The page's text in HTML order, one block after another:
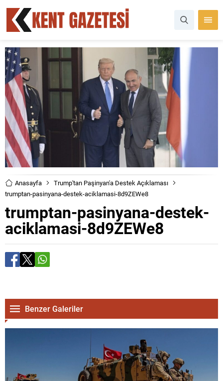
Anasayfa
Trump'tan Paşinyan'a Destek Açıklaması
trumptan-pasinyana-destek-aciklamasi-8d9ZEWe8
trumptan-pasinyana-destek-
aciklamasi-8d9ZEWe8
Benzer Galeriler